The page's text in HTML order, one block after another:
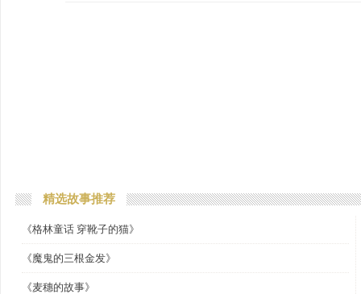
精选故事推荐
《格林童话 穿靴子的猫》
《魔鬼的三根金发》
《麦穗的故事》